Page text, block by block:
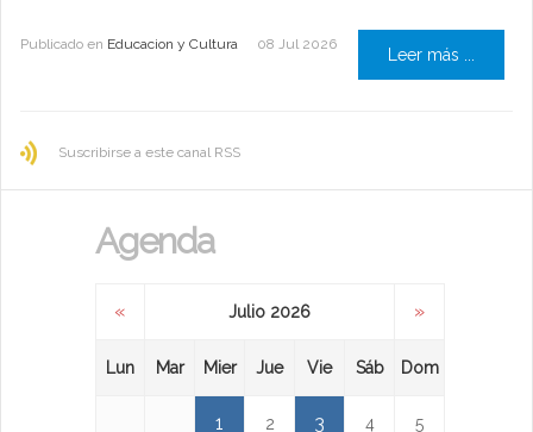
Publicado en Educacion y Cultura 08 Jul 2026
Leer más ...
Suscribirse a este canal RSS
Agenda
« Julio 2026 »
Lun Mar Mier Jue Vie Sáb Dom
1 2 3 4 5